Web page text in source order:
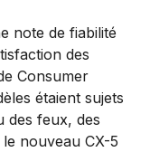
note de fiabilité
des
Consumer
étaient sujets
des feux, des
nouveau CX-5